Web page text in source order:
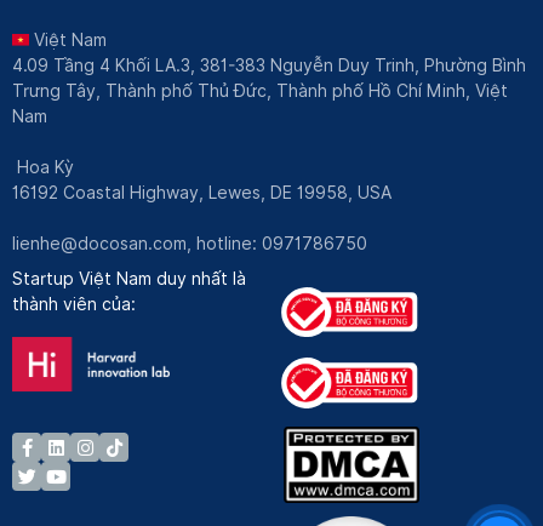
Việt Nam
4.09 Tầng 4 Khối LA.3, 381-383 Nguyễn Duy Trinh, Phường Bình
Trưng Tây, Thành phố Thủ Đức, Thành phố Hồ Chí Minh, Việt
Nam
Hoa Kỳ
16192 Coastal Highway, Lewes, DE 19958, USA
lienhe@docosan.com , hotline: 0971786750
Startup Việt Nam duy nhất là
thành viên của: